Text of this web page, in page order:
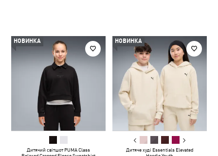
НОВИНКА
Дитячий світшот PUMA Class
НОВИНКА
Дитяче худі Essentials Elevated